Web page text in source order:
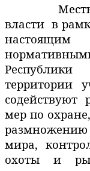
власти в
территории
содействуют
мер по
размножению
мира,
охоты и